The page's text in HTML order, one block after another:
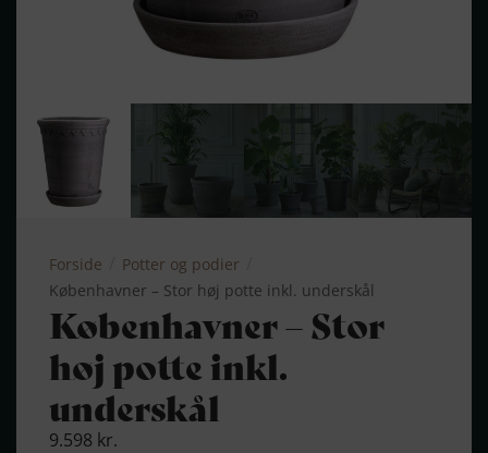
Forside Potter og podier
Køben­havner – Stor høj potte inkl. underskål
Køben­havner – Stor
høj potte inkl.
underskål
9.598 kr.